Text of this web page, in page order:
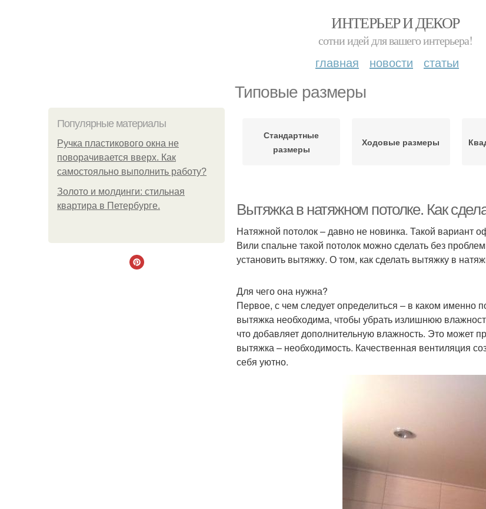
ИНТЕРЬЕР И ДЕКОР
сотни идей для вашего интерьера!
главная новости статьи
Типовые размеры
Популярные материалы
Ручка пластикового окна не
поворачивается вверх. Как
самостояльно выполнить работу?
Золото и молдинги: стильная
квартира в Петербурге.
Стандартные
размеры
Ходовые размеры
Вытяжка в натяжном потолке. Как
Натяжной потолок – давно не новинка. Такой
Вили спальне такой потолок можно сделать без
установить вытяжку. О том, как сделать вытяжку в
Для чего она нужна?
Первое, с чем следует определиться – в каком
вытяжка необходима, чтобы убрать излишнюю
что добавляет дополнительную влажность. Это может
вытяжка – необходимость. Качественная вентиляция
себя уютно.